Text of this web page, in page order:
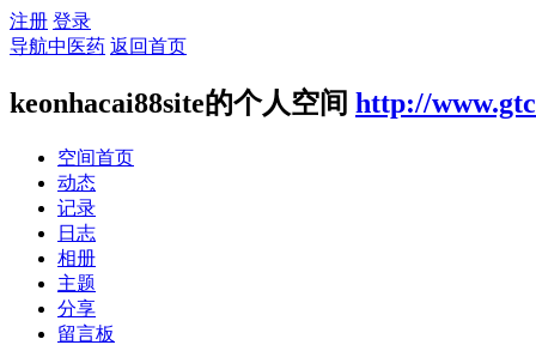
注册 登录
导航中医药 返回首页
keonhacai88site的个人空间 http://
空间首页
动态
记录
日志
相册
主题
分享
留言板